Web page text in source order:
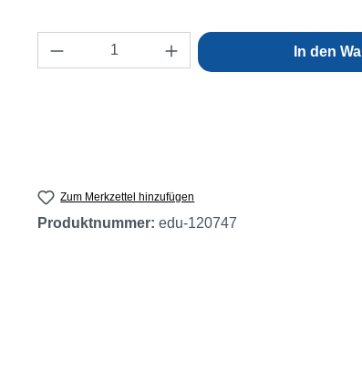
Produkt Anzahl: Gib den In den
Zum Merkzettel hinzufügen
Produktnummer: edu-120747